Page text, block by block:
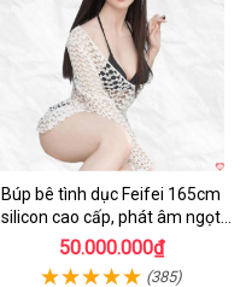
Búp bê tình dục Feifei 165cm
silicon cao cấp, phát âm ngọt
ngào, chân thực
50.000.000₫
(385)